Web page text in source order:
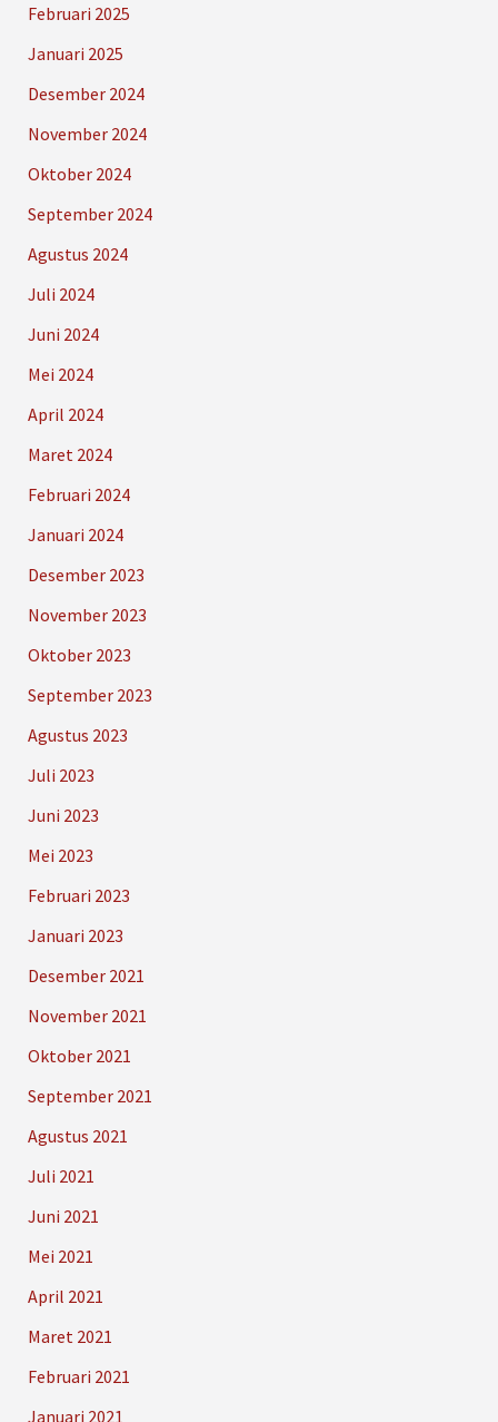
Februari 2025
Januari 2025
Desember 2024
November 2024
Oktober 2024
September 2024
Agustus 2024
Juli 2024
Juni 2024
Mei 2024
April 2024
Maret 2024
Februari 2024
Januari 2024
Desember 2023
November 2023
Oktober 2023
September 2023
Agustus 2023
Juli 2023
Juni 2023
Mei 2023
Februari 2023
Januari 2023
Desember 2021
November 2021
Oktober 2021
September 2021
Agustus 2021
Juli 2021
Juni 2021
Mei 2021
April 2021
Maret 2021
Februari 2021
Januari 2021